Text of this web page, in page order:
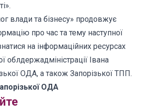
влади та бізнесу» продовжує
про час та тему наступної
на інформаційних ресурсах
облдержадміністрації Івана
ОДА, а також Запорізької ТПП.
ОДА